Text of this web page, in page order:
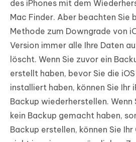
des iPhones mit dem
Mac Finder. Aber beachten Sie
Methode zum Downgrade von
Version immer alle Ihre Daten
löscht. Wenn Sie zuvor ein
erstellt haben, bevor Sie die
installiert haben, können Sie Ihr
Backup wiederherstellen.
kein Backup gemacht haben,
Backup erstellen, können Sie